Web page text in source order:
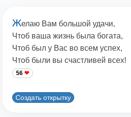
Желаю Вам большой удачи,
Чтоб ваша жизнь была богата,
Чтоб был у Вас во всем успех,
Чтоб были вы счастливей всех!
56
Создать открытку